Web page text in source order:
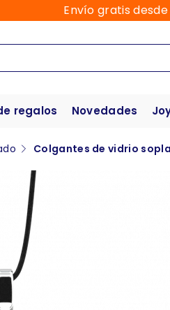
Envío gratis
regalos Novedades
Colgantes de vidrio